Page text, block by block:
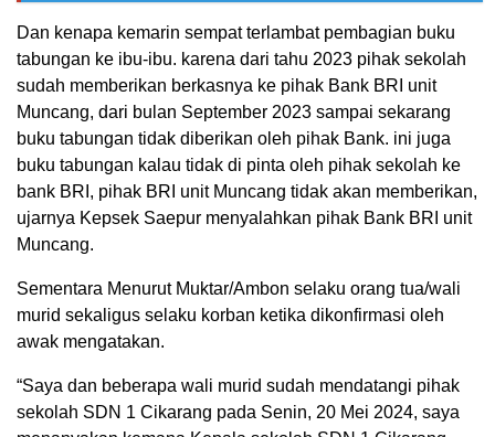
Dan kenapa kemarin sempat terlambat pembagian buku
tabungan ke ibu-ibu. karena dari tahu 2023 pihak sekolah
sudah memberikan berkasnya ke pihak Bank BRI unit
Muncang, dari bulan September 2023 sampai sekarang
buku tabungan tidak diberikan oleh pihak Bank. ini juga
buku tabungan kalau tidak di pinta oleh pihak sekolah ke
bank BRI, pihak BRI unit Muncang tidak akan memberikan,
ujarnya Kepsek Saepur menyalahkan pihak Bank BRI unit
Muncang.
Sementara Menurut Muktar/Ambon selaku orang tua/wali
murid sekaligus selaku korban ketika dikonfirmasi oleh
awak mengatakan.
“Saya dan beberapa wali murid sudah mendatangi pihak
sekolah SDN 1 Cikarang pada Senin, 20 Mei 2024, saya